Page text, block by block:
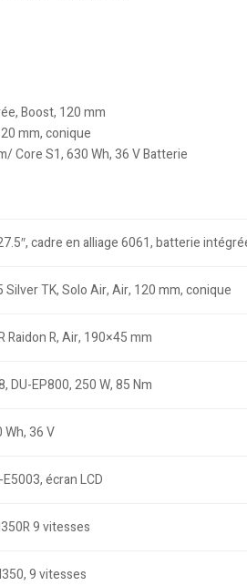
Boost, 120 mm
mm, conique
Core S1, 630 Wh, 36 V Batterie
cadre en alliage 6061, batterie
Silver TK, Solo Air, Air, 120 mm, conique
Raidon R, Air, 190×45 mm
DU-EP800, 250 W, 85 Nm
Wh, 36 V
écran LCD
9 vitesses
9 vitesses